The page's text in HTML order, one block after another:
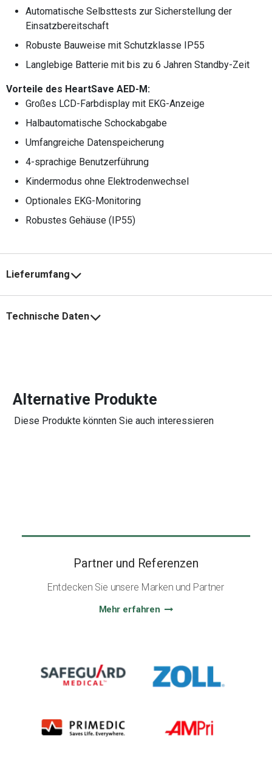
Automatische Selbsttests zur Sicherstellung der
Einsatzbereitschaft
Robuste Bauweise mit Schutzklasse IP55
Langlebige Batterie mit bis zu 6 Jahren Standby-Zeit
Vorteile des HeartSave AED-M:
Großes LCD-Farbdisplay mit EKG-Anzeige
Halbautomatische Schockabgabe
Umfangreiche Datenspeicherung
4-sprachige Benutzerführung
Kindermodus ohne Elektrodenwechsel
Optionales EKG-Monitoring
Robustes Gehäuse (IP55)
Lieferumfang
Technische Daten
Alternative Produkte
Diese Produkte könnten Sie auch interessieren
Partner und Referenzen
Entdecken Sie unsere Marken und Partner
Mehr erfahren